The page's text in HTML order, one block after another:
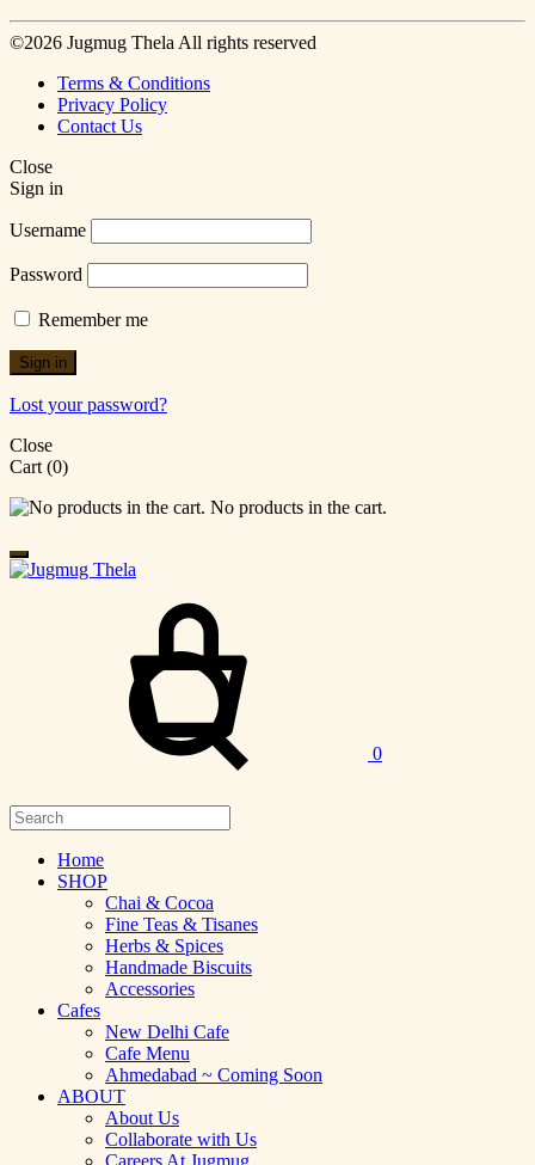
©2026 Jugmug Thela All rights reserved
Terms & Conditions
Privacy Policy
Contact Us
Close
Sign in
Username
Password
Remember me
Sign in
Lost your password?
Close
Cart (0)
No products in the cart.
0
Home
SHOP
Chai & Cocoa
Fine Teas & Tisanes
Herbs & Spices
Handmade Biscuits
Accessories
Cafes
New Delhi Cafe
Cafe Menu
Ahmedabad ~ Coming Soon
ABOUT
About Us
Collaborate with Us
Careers At Jugmug